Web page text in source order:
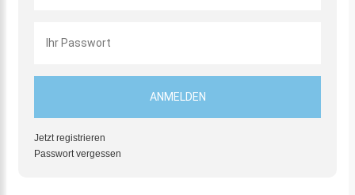
Jetzt registrieren
Passwort vergessen